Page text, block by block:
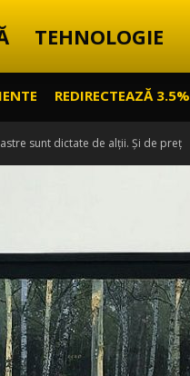
TEHNOLOGIE
REDIRECTEAZĂ 3.5%
sunt dictate de alții. Și de preț